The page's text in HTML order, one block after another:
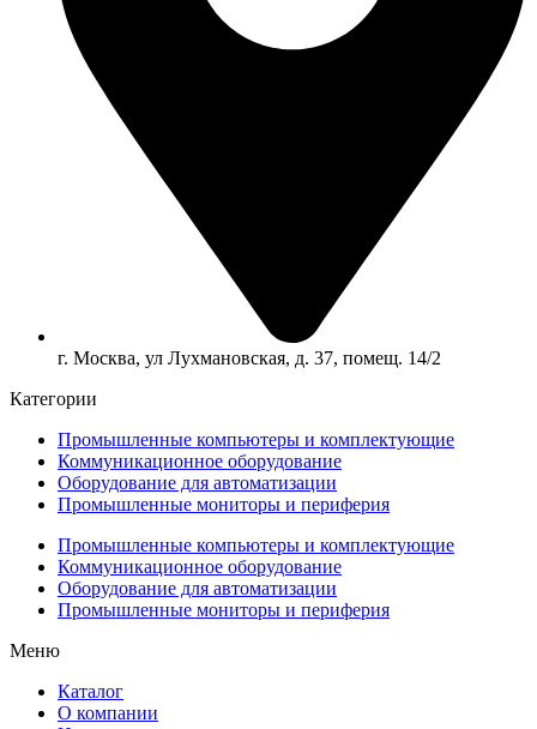
г. Москва, ул Лухмановская, д. 37, помещ. 14/2
Категории
Промышленные компьютеры и комплектующие
Коммуникационное оборудование
Оборудование для автоматизации
Промышленные мониторы и периферия
Промышленные компьютеры и комплектующие
Коммуникационное оборудование
Оборудование для автоматизации
Промышленные мониторы и периферия
Меню
Каталог
О компании